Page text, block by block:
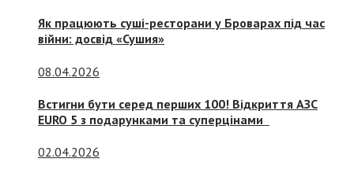
Як працюють суші-ресторани у Броварах під час
війни: досвід «Сушия»
08.04.2026
Встигни бути серед перших 100! Відкриття АЗС
EURO 5 з подарунками та суперцінами
02.04.2026